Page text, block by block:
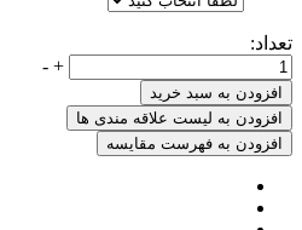
تعداد:
+
-
افزودن به سبد خرید
افزودن به لیست علاقه مندی ها
افزودن به فهرست مقایسه